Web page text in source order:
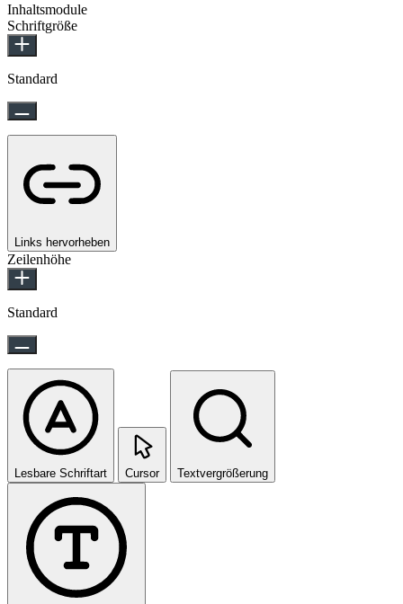
Inhaltsmodule
Schriftgröße
Standard
Links hervorheben
Zeilenhöhe
Standard
Lesbare Schriftart Cursor Textvergrößerung